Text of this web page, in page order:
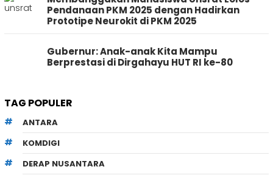
Pendanaan PKM 2025 dengan Hadirkan
Prototipe Neurokit di PKM 2025
Gubernur: Anak-anak Kita Mampu
Berprestasi di Dirgahayu HUT RI ke-80
TAG POPULER
ANTARA
KOMDIGI
DERAP NUSANTARA